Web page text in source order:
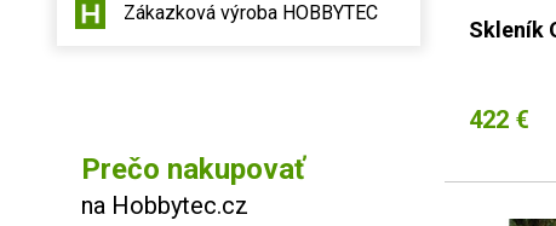
Zákazková výroba HOBBYTEC
Prečo nakupovať
na Hobbytec.cz
Skleník
422 €